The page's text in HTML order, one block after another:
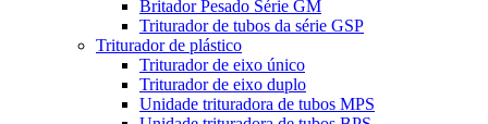
Britador Pesado Série GM
Triturador de tubos da série GSP
Triturador de plástico
Triturador de eixo único
Triturador de eixo duplo
Unidade trituradora de tubos MPS